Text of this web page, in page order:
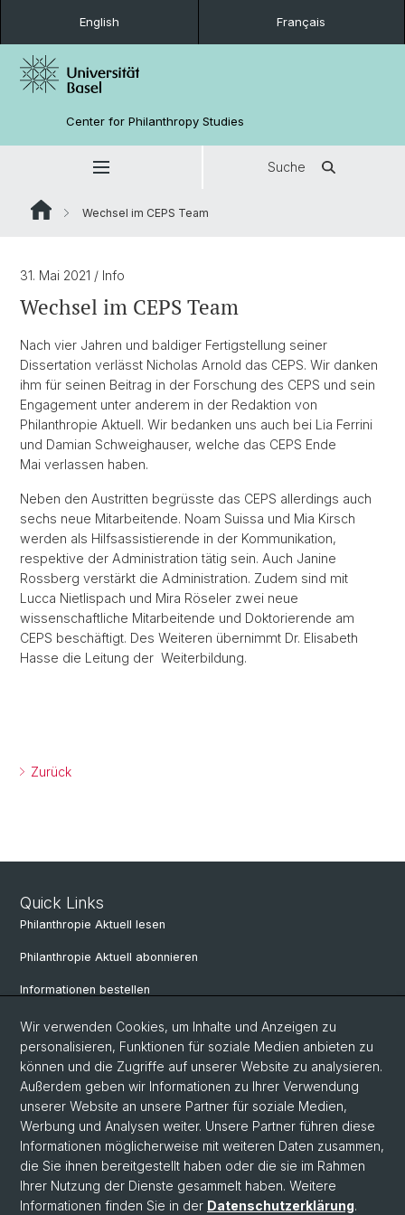
English Français
Center for Philanthropy Studies
Suche
Wechsel im CEPS Team
31. Mai 2021 / Info
Wechsel im CEPS Team
Nach vier Jahren und baldiger Fertigstellung seiner
Dissertation verlässt Nicholas Arnold das CEPS. Wir danken
ihm für seinen Beitrag in der Forschung des CEPS und sein
Engagement unter anderem in der Redaktion von
Philanthropie Aktuell. Wir bedanken uns auch bei Lia Ferrini
und Damian Schweighauser, welche das CEPS Ende
Mai verlassen haben.
Neben den Austritten begrüsste das CEPS allerdings auch
sechs neue Mitarbeitende. Noam Suissa und Mia Kirsch
werden als Hilfsassistierende in der Kommunikation,
respektive der Administration tätig sein. Auch Janine
Rossberg verstärkt die Administration. Zudem sind mit
Lucca Nietlispach und Mira Röseler zwei neue
wissenschaftliche Mitarbeitende und Doktorierende am
CEPS beschäftigt. Des Weiteren übernimmt Dr. Elisabeth
Hasse die Leitung der Weiterbildung.
Zurück
Quick Links
Philanthropie Aktuell lesen
Philanthropie Aktuell abonnieren
Informationen bestellen
Weiterbildungskalender
Anmelden für Weiterbildung
Social Media
LinkedIn
Wir verwenden Cookies, um Inhalte und Anzeigen zu
personalisieren, Funktionen für soziale Medien anbieten zu
können und die Zugriffe auf unserer Website zu analysieren.
Außerdem geben wir Informationen zu Ihrer Verwendung
unserer Website an unsere Partner für soziale Medien,
Werbung und Analysen weiter. Unsere Partner führen diese
Informationen möglicherweise mit weiteren Daten zusammen,
die Sie ihnen bereitgestellt haben oder die sie im Rahmen
Ihrer Nutzung der Dienste gesammelt haben. Weitere
Informationen finden Sie in der Datenschutzerklärung.